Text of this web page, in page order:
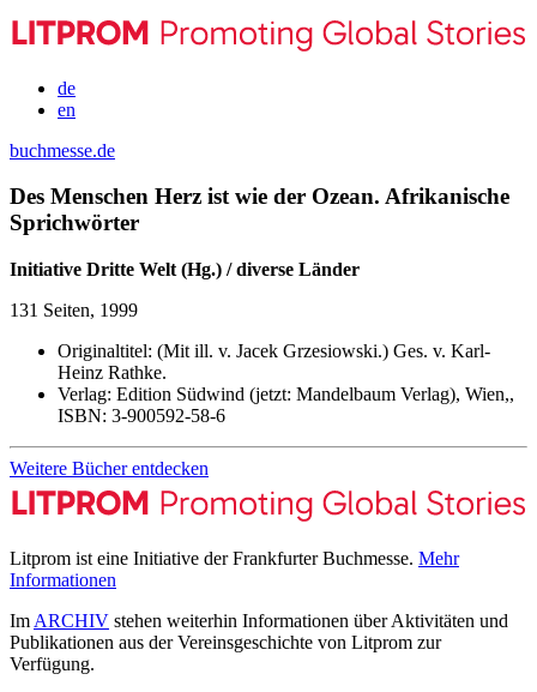
de
en
buchmesse.de
Des Menschen Herz ist wie der Ozean. Afrikanische
Sprichwörter
Initiative Dritte Welt (Hg.) / diverse Länder
131 Seiten, 1999
Originaltitel: (Mit ill. v. Jacek Grzesiowski.) Ges. v. Karl-
Heinz Rathke.
Verlag: Edition Südwind (jetzt: Mandelbaum Verlag), Wien,,
ISBN: 3-900592-58-6
Weitere Bücher entdecken
Litprom ist eine Initiative der Frankfurter Buchmesse. Mehr
Informationen
Im ARCHIV stehen weiterhin Informationen über Aktivitäten und
Publikationen aus der Vereinsgeschichte von Litprom zur
Verfügung.